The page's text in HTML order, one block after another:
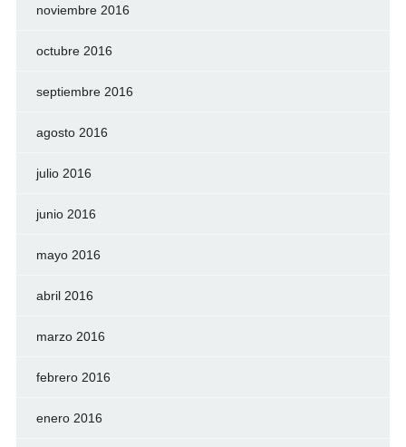
noviembre 2016
octubre 2016
septiembre 2016
agosto 2016
julio 2016
junio 2016
mayo 2016
abril 2016
marzo 2016
febrero 2016
enero 2016